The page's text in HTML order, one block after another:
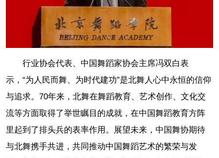
行业协会代表、中国舞蹈家协会主席冯双白表
示，“为人民而舞、为时代建功”是北舞人心中永恒的信仰
与追求。70年来，北舞在舞蹈教育、艺术创作、文化交
流等方面取得了举世瞩目的成就，在中国舞蹈教育方阵
里起到了排头兵的表率作用。展望未来，中国舞协期待
与北舞携手共进，共同推动中国舞蹈艺术的繁荣与发